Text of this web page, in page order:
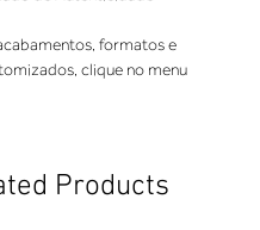
formatos e
clique no menu
Products